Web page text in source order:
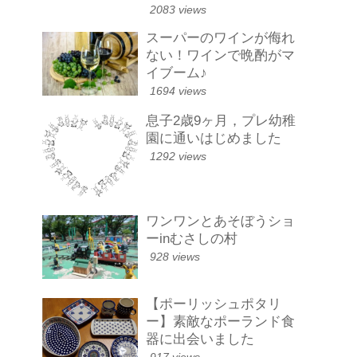
2083 views
スーパーのワインが侮れ
ない！ワインで晩酌がマ
イブーム♪
1694 views
息子2歳9ヶ月，プレ幼稚
園に通いはじめました
1292 views
ワンワンとあそぼうショ
ーinむさしの村
928 views
【ポーリッシュポタリ
ー】素敵なポーランド食
器に出会いました